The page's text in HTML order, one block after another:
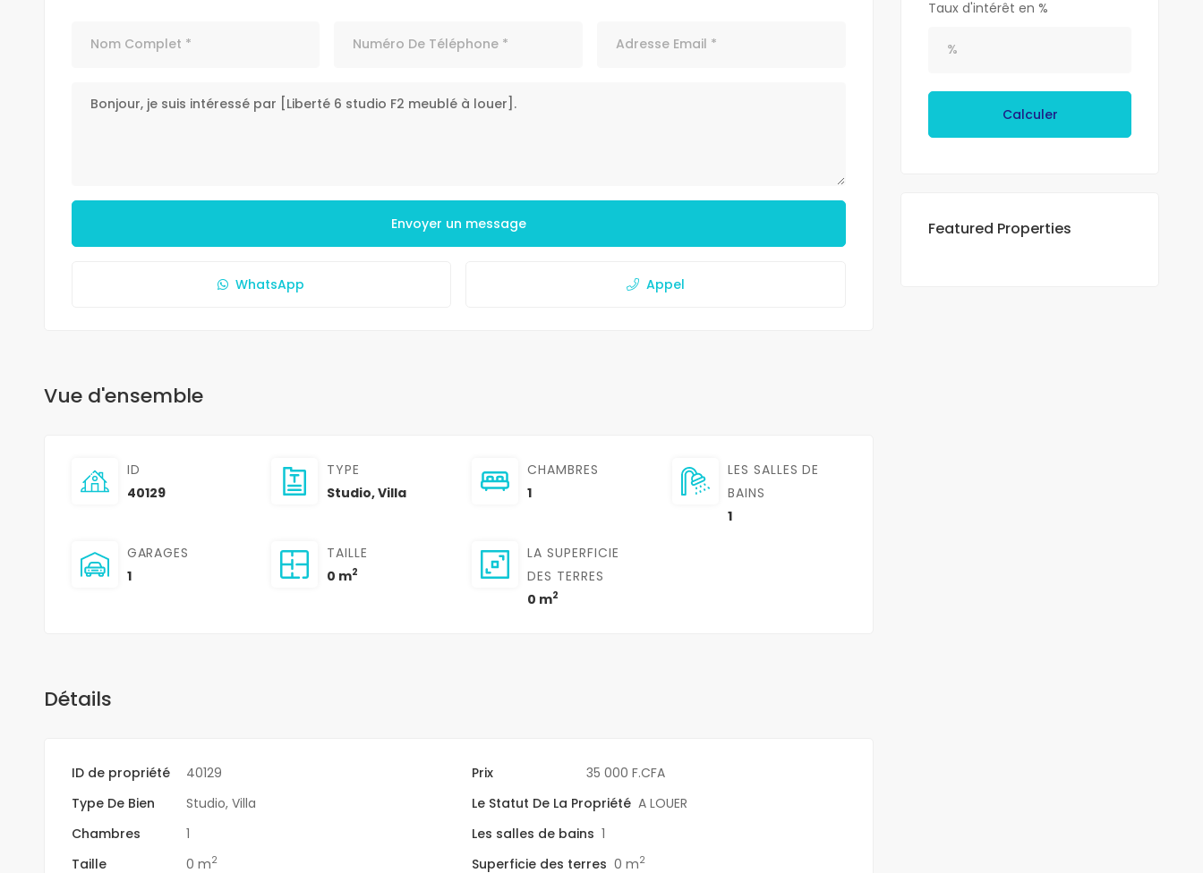
Envoyer un message
WhatsApp Appel
Vue d'ensemble
ID
40129
TYPE
Studio,Villa
CHAMBRES
1
LES SALLES DE
BAINS
1
GARAGES
1
TAILLE
0 m2
LA SUPERFICIE
DES TERRES
0 m2
Détails
ID de propriété 40129 Prix
35 000 F.CFA
Type De Bien
Studio, Villa Le Statut De La Propriété A LOUER
Chambres
1 Les salles de bains 1
Taille
0 m2 Superficie des terres 0 m2
Taux d'intérêt en %
Calculer
Featured Properties